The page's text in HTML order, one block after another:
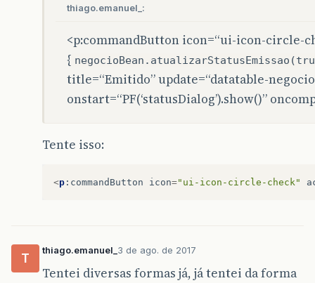
thiago.emanuel_:
<p:commandButton icon=“ui-icon-circle-
{
title=“Emitido” update=“datatable-
onstart=“PF(‘statusDialog’).show()”
Tente isso:
<p : commandButton icon="ui-icon-circle-check"
T
thiago.emanuel_ 3 de ago. de 2017
Tentei diversas formas já, já tentei da forma